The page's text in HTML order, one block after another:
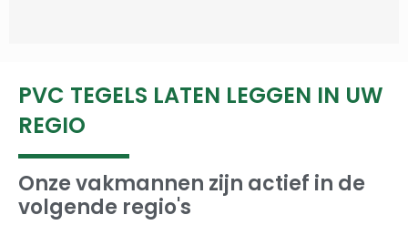
PVC TEGELS LATEN LEGGEN IN UW
REGIO
Onze vakmannen zijn actief in de
volgende regio's